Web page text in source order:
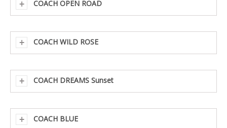
COACH OPEN ROAD
COACH WILD ROSE
COACH DREAMS Sunset
COACH BLUE